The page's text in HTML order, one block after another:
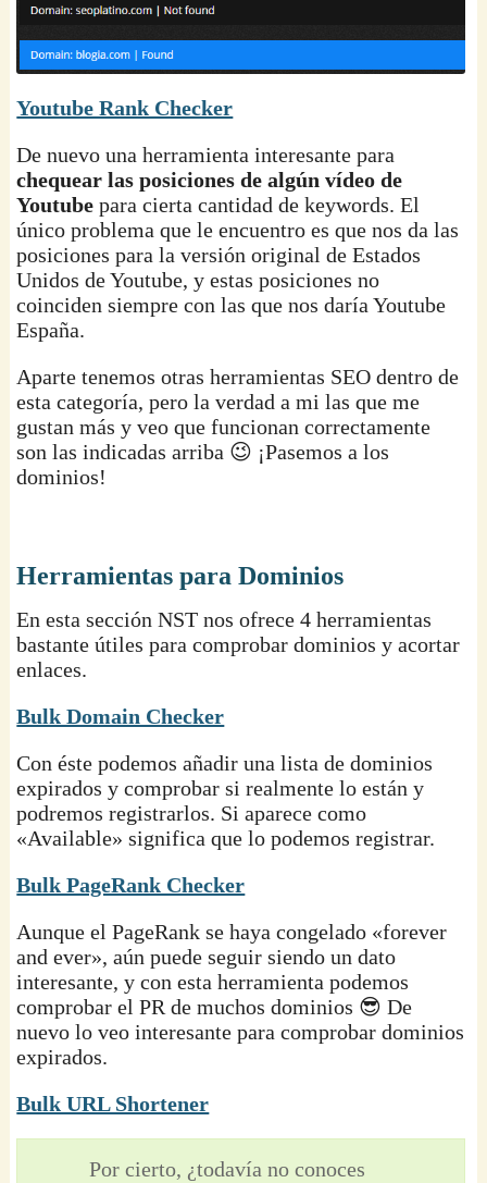
Youtube Rank Checker
De nuevo una herramienta interesante para
chequear las posiciones de algún vídeo de
Youtube para cierta cantidad de keywords. El
único problema que le encuentro es que nos da las
posiciones para la versión original de Estados
Unidos de Youtube, y estas posiciones no
coinciden siempre con las que nos daría Youtube
España.
Aparte tenemos otras herramientas SEO dentro de
esta categoría, pero la verdad a mi las que me
gustan más y veo que funcionan correctamente
son las indicadas arriba 😉 ¡Pasemos a los
dominios!
Herramientas para Dominios
En esta sección NST nos ofrece 4 herramientas
bastante útiles para comprobar dominios y acortar
enlaces.
Bulk Domain Checker
Con éste podemos añadir una lista de dominios
expirados y comprobar si realmente lo están y
podremos registrarlos. Si aparece como
«Available» significa que lo podemos registrar.
Bulk PageRank Checker
Aunque el PageRank se haya congelado «forever
and ever», aún puede seguir siendo un dato
interesante, y con esta herramienta podemos
comprobar el PR de muchos dominios 😎 De
nuevo lo veo interesante para comprobar dominios
expirados.
Bulk URL Shortener
Por cierto, ¿todavía no conoces